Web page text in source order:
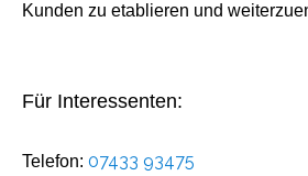
Kunden zu etablieren und
Für Interessenten:
Telefon: 07433 93475